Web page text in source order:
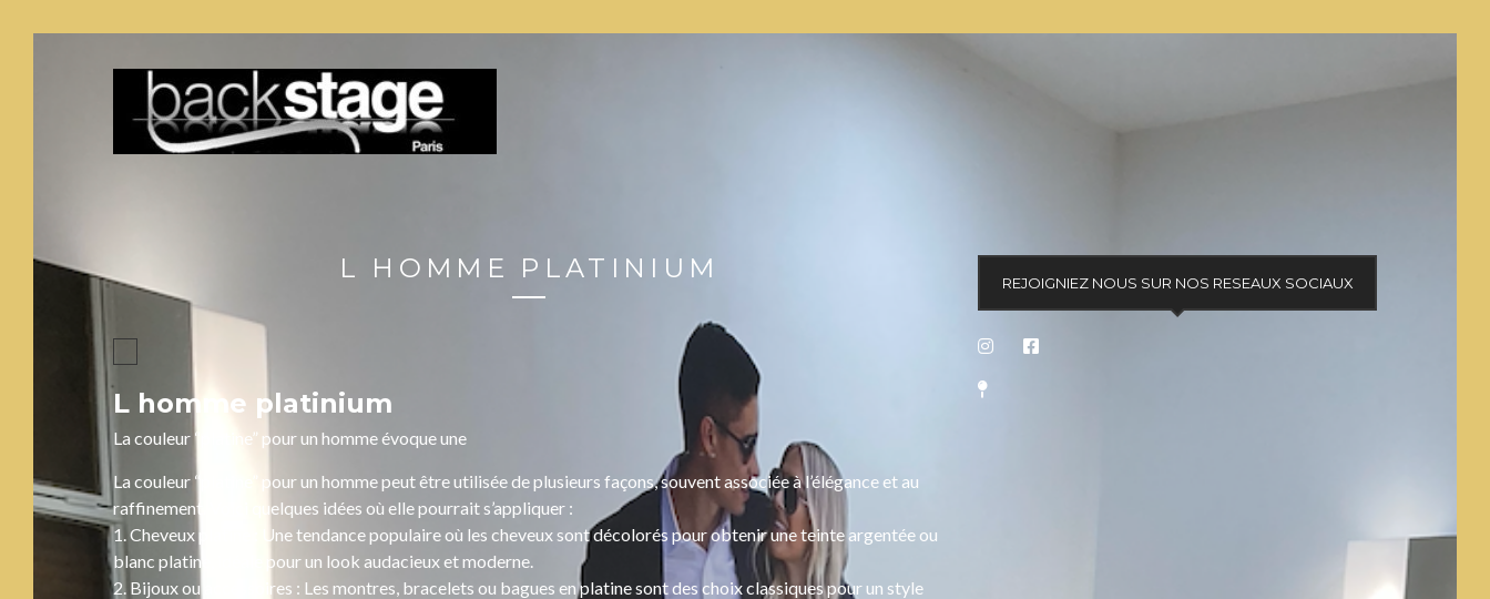
L HOMME PLATINIUM
L homme platinium
La couleur “platine” pour un homme évoque une
La couleur “platine” pour un homme peut être utilisée de plusieurs façons, souvent associée à l’élégance et au
raffinement. Voici quelques idées où elle pourrait s’appliquer :
1. Cheveux platine : Une tendance populaire où les cheveux sont décolorés pour obtenir une teinte argentée ou
blanc platine, idéale pour un look audacieux et moderne.
2. Bijoux ou accessoires : Les montres, bracelets ou bagues en platine sont des choix classiques pour un style
REJOIGNIEZ NOUS SUR NOS RESEAUX SOCIAUX